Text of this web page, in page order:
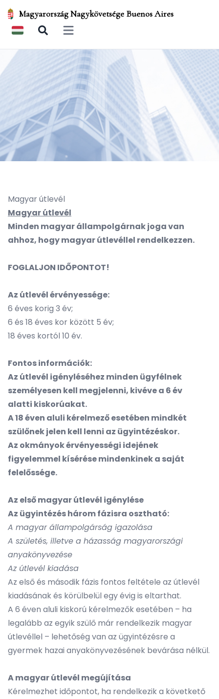
Magyarország Nagykövetsége Buenos Aires
Open main menu
Magyar útlevél
Magyar útlevél
Minden magyar állampolgárnak joga van
ahhoz, hogy magyar útlevéllel rendelkezzen.
FOGLALJON IDŐPONTOT!
Az útlevél érvényessége:
6 éves korig 3 év;
6 és 18 éves kor között 5 év;
18 éves kortól 10 év.
Fontos információk:
Az útlevél igényléséhez minden ügyfélnek
személyesen kell megjelenni, kivéve a 6 év
alatti kiskorúakat.
A 18 éven aluli kérelmező esetében mindkét
szülőnek jelen kell lenni az ügyintézéskor.
Az okmányok érvényességi idejének
figyelemmel kísérése mindenkinek a saját
felelőssége.
Az első magyar útlevél igénylése
Az ügyintézés három fázisra osztható:
A magyar állampolgárság igazolása
A születés, illetve a házasság magyarországi
anyakönyvezése
Az útlevél kiadása
Az első és második fázis fontos feltétele az útlevél
kiadásának és körülbelül egy évig is eltarthat.
A 6 éven aluli kiskorú kérelmezők esetében – ha
legalább az egyik szülő már rendelkezik magyar
útlevéllel – lehetőség van az ügyintézésre a
gyermek hazai anyakönyvezésének bevárása nélkül.
A magyar útlevél megújítása
Kérelmezhet időpontot, ha rendelkezik a követkető